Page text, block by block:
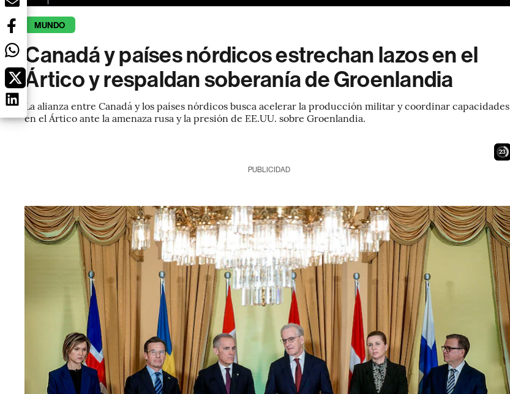
MUNDO
Canadá y países nórdicos estrechan lazos en el
Ártico y respaldan soberanía de Groenlandia
La alianza entre Canadá y los países nórdicos busca acelerar la producción militar y coordinar capacidades
en el Ártico ante la amenaza rusa y la presión de EE.UU. sobre Groenlandia.
21
PUBLICIDAD